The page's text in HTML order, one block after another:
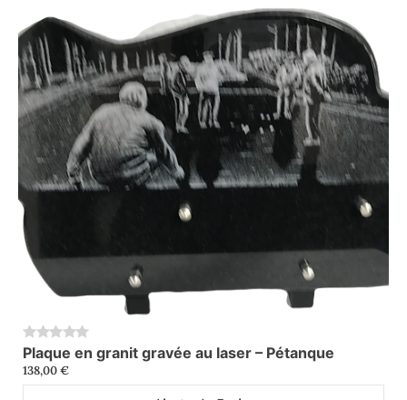
0
Plaque en granit gravée au laser – Pétanque
138,00€